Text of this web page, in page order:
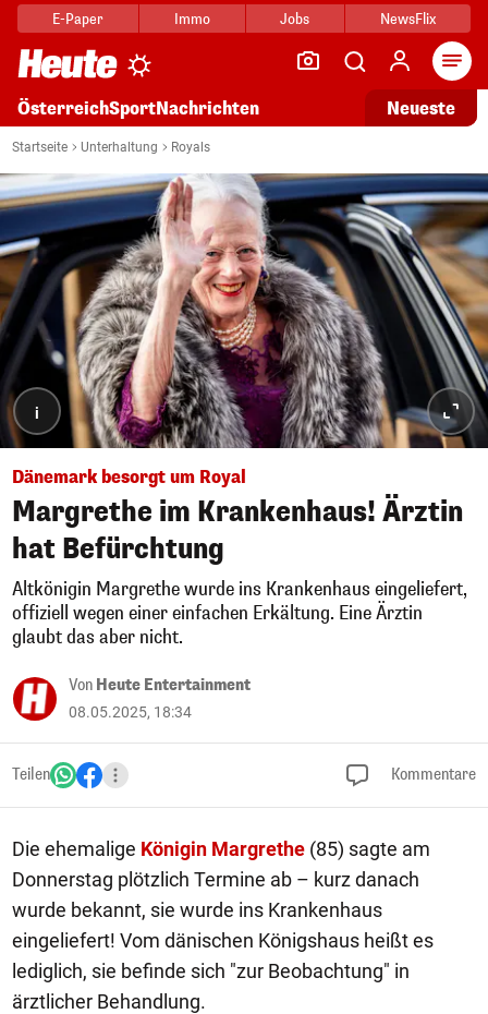
E-Paper Immo Jobs NewsFlix
ÖsterreichSportNachrichten Neueste
Startseite Unterhaltung Royals
i
Dänemark besorgt um Royal
Margrethe im Krankenhaus! Ärztin
hat Befürchtung
Altkönigin Margrethe wurde ins Krankenhaus eingeliefert,
offiziell wegen einer einfachen Erkältung. Eine Ärztin
glaubt das aber nicht.
Von Heute Entertainment
08.05.2025, 18:34
Teilen Kommentare
Die ehemalige Königin Margrethe (85) sagte am
Donnerstag plötzlich Termine ab – kurz danach
wurde bekannt, sie wurde ins Krankenhaus
eingeliefert! Vom dänischen Königshaus heißt es
lediglich, sie befinde sich "zur Beobachtung" in
ärztlicher Behandlung.